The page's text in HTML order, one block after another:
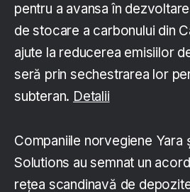
pentru a avansa în
de stocare a carbonului din
ajute la reducerea emisiilor
seră prin sechestrarea lor
subteran. Detalii
Companiile norvegiene Yara
Solutions au semnat un
rețea scandinavă de